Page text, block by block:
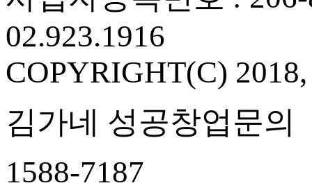
02.923.1916
COPYRIGHT(C)
김가네 성공창업문의
1588-7187